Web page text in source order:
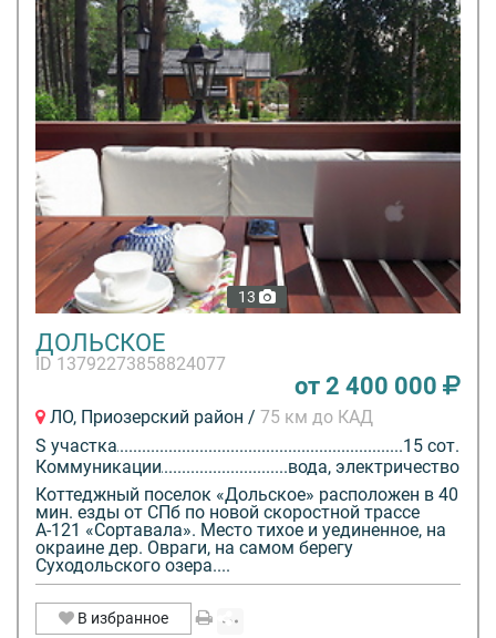
13
ДОЛЬСКОЕ
ID 13792273858824077
от 2 400 000
ЛО, Приозерский район / 75 км до КАД
S участка
15 сот.
Коммуникации
вода, электричество
Коттеджный поселок «Дольское» расположен в 40
мин. езды от СПб по новой скоростной трассе
А-121 «Сортавала». Место тихое и уединенное, на
окраине дер. Овраги, на самом берегу
Суходольского озера....
В избранное